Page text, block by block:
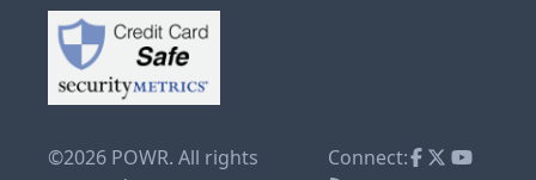
©2026 POWR. All rights
Connect: